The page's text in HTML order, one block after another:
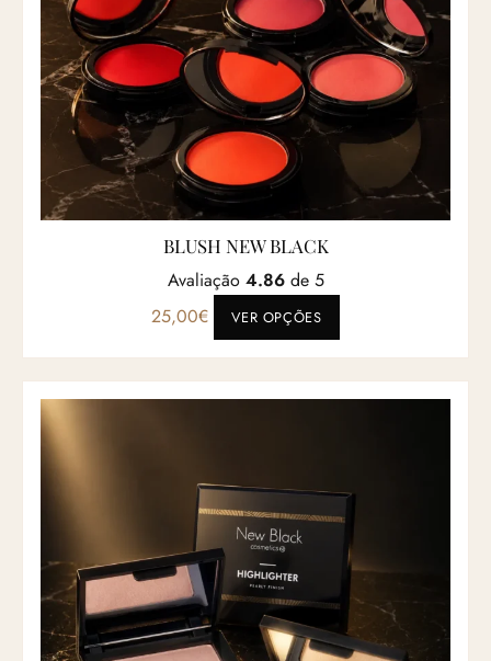
BLUSH NEW BLACK
Avaliação 4.86de 5
25,00€ VER OPÇÕES